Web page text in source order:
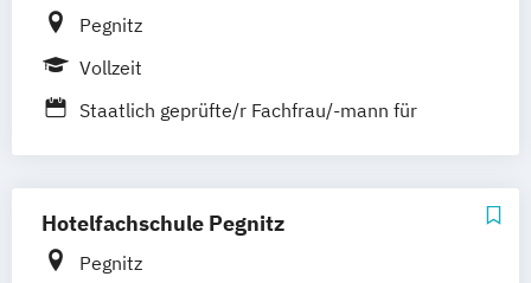
Pegnitz
Vollzeit
Staatlich geprüfte/r Fachfrau/-mann für
Hotelfachschule Pegnitz
Pegnitz